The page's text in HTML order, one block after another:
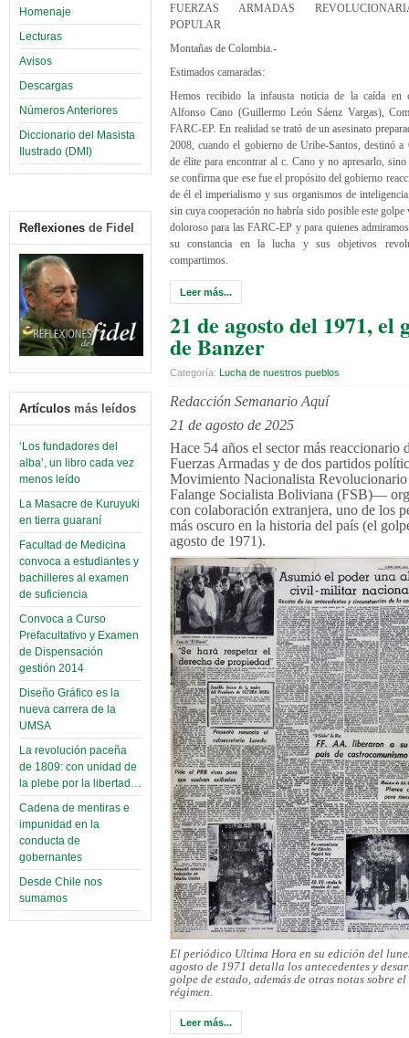
Homenaje
Lecturas
Avisos
Descargas
Números Anteriores
Diccionario del Masista
Ilustrado (DMI)
Reflexiones de Fidel
Artículos más leídos
‘Los fundadores del
alba’, un libro cada vez
menos leído
La Masacre de Kuruyuki
en tierra guaraní
Facultad de Medicina
convoca a estudiantes y
bachilleres al examen
de suficiencia
Convoca a Curso
Prefacultativo y Examen
de Dispensación
gestión 2014
Diseño Gráfico es la
nueva carrera de la
UMSA
La revolución paceña
de 1809: con unidad de
la plebe por la libertad…
Cadena de mentiras e
impunidad en la
conducta de
gobernantes
Desde Chile nos
sumamos
FUERZAS ARMADAS
POPULAR
Montañas de Colombia.-
Estimados camaradas:
Hemos recibido la infausta noticia de la caída en
Alfonso Cano (Guillermo León Sáenz Vargas),
FARC-EP. En realidad se trató de un asesinato
2008, cuando el gobierno de Uribe-Santos, destinó a
de élite para encontrar al c. Cano y no apresarlo,
se confirma que ese fue el propósito del gobierno
de él el imperialismo y sus organismos de
sin cuya cooperación no habría sido posible este golpe
doloroso para las FARC-EP y para quienes
su constancia en la lucha y sus objetivos
compartimos.
Leer más...
21 de agosto del 1971, el
de Banzer
Categoría: Lucha de nuestros pueblos
Redacción Semanario Aquí
21 de agosto de 2025
Hace 54 años el sector más reaccionario
Fuerzas Armadas y de dos partidos
Movimiento Nacionalista
Falange Socialista Boliviana (FSB)—
con colaboración extranjera, uno de los
más oscuro en la historia del país (el
agosto de 1971).
El periódico Ultima Hora en su edición del
agosto de 1971 detalla los antecedentes y
golpe de estado, además de otras notas sobre
régimen.
Leer más...